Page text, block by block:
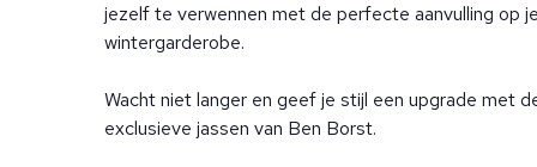
jezelf te verwennen met de perfecte aanvulling op
wintergarderobe.
Wacht niet langer en geef je stijl een upgrade met
exclusieve jassen van Ben Borst.